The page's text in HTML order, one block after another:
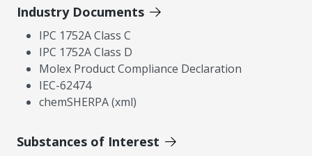
Industry Documents
IPC 1752A Class C
IPC 1752A Class D
Molex Product Compliance Declaration
IEC-62474
chemSHERPA (xml)
Substances of Interest